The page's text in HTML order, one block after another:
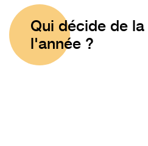
Qui décide de
l'année ?